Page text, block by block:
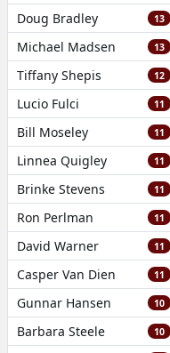
Doug Bradley 13
Michael Madsen 13
Tiffany Shepis 12
Lucio Fulci 11
Bill Moseley 11
Linnea Quigley 11
Brinke Stevens 11
Ron Perlman 11
David Warner 11
Casper Van Dien 11
Gunnar Hansen 10
Barbara Steele 10